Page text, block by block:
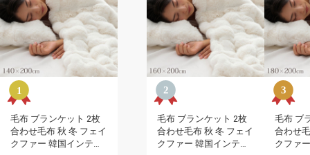
毛布 ブランケット 2枚
合わせ毛布 秋 冬 フェイ
クファー 韓国インテリ
毛布 ブランケット 2枚
合わせ毛布 秋 冬 フェイ
クファー 韓国インテリ
毛布 ブ
合わせ
クファ